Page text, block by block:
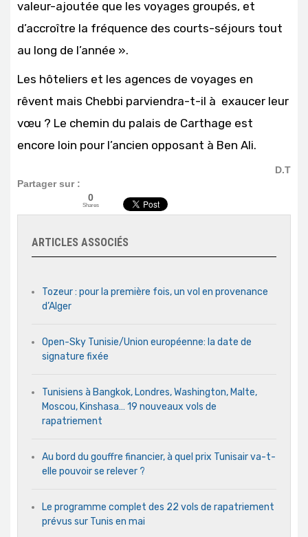
valeur-ajoutée que les voyages groupés, et
d’accroître la fréquence des courts-séjours tout
au long de l’année ».
Les hôteliers et les agences de voyages en
rêvent mais Chebbi parviendra-t-il à exaucer leur
vœu ? Le chemin du palais de Carthage est
encore loin pour l’ancien opposant à Ben Ali.
D.T
Partager sur :
0
Shares
ARTICLES ASSOCIÉS
Tozeur : pour la première fois, un vol en provenance
d’Alger
Open-Sky Tunisie/Union européenne: la date de
signature fixée
Tunisiens à Bangkok, Londres, Washington, Malte,
Moscou, Kinshasa… 19 nouveaux vols de
rapatriement
Au bord du gouffre financier, à quel prix Tunisair va-t-
elle pouvoir se relever ?
Le programme complet des 22 vols de rapatriement
prévus sur Tunis en mai